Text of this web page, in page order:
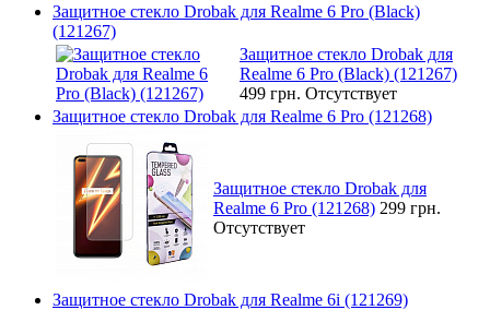
Защитное стекло Drobak для Realme 6 Pro (Black)
(121267)
Защитное стекло Drobak для
Realme 6 Pro (Black) (121267)
499 грн. Отсутствует
Защитное стекло Drobak для Realme 6 Pro (121268)
Защитное стекло Drobak для
Realme 6 Pro (121268) 299 грн.
Отсутствует
Защитное стекло Drobak для Realme 6i (121269)